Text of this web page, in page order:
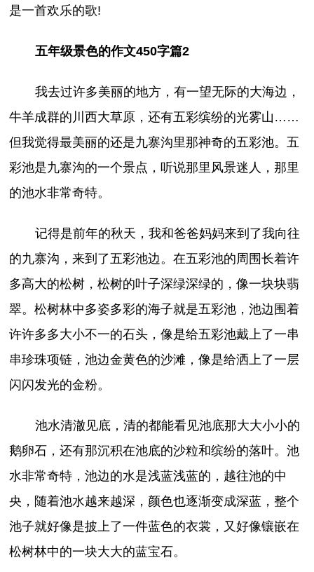
是一首欢乐的歌!
五年级景色的作文450字篇2
我去过许多美丽的地方，有一望无际的大海边，
牛羊成群的川西大草原，还有五彩缤纷的光雾山……
但我觉得最美丽的还是九寨沟里那神奇的五彩池。五
彩池是九寨沟的一个景点，听说那里风景迷人，那里
的池水非常奇特。
记得是前年的秋天，我和爸爸妈妈来到了我向往
的九寨沟，来到了五彩池边。在五彩池的周围长着许
多高大的松树，松树的叶子深绿深绿的，像一块块翡
翠。松树林中多姿多彩的海子就是五彩池，池边围着
许许多多大小不一的石头，像是给五彩池戴上了一串
串珍珠项链，池边金黄色的沙滩，像是给洒上了一层
闪闪发光的金粉。
池水清澈见底，清的都能看见池底那大大小小的
鹅卵石，还有那沉积在池底的沙粒和缤纷的落叶。池
水非常奇特，池边的水是浅蓝浅蓝的，越往池的中
央，随着池水越来越深，颜色也逐渐变成深蓝，整个
池子就好像是披上了一件蓝色的衣裳，又好像镶嵌在
松树林中的一块大大的蓝宝石。